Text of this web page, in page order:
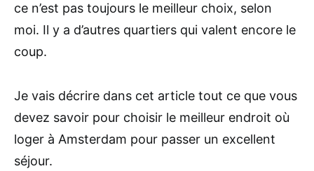
ce n’est pas toujours le meilleur choix, selon
moi. Il y a d’autres quartiers qui valent encore le
coup.
Je vais décrire dans cet article tout ce que vous
devez savoir pour choisir le meilleur endroit où
loger à Amsterdam pour passer un excellent
séjour.